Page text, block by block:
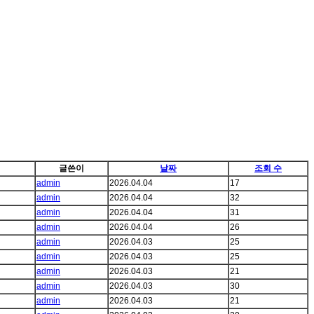
글쓴이 날짜
조회 수
admin
2026.04.04
17
admin
2026.04.04
32
admin
2026.04.04
31
admin
2026.04.04
26
admin
2026.04.03
25
admin
2026.04.03
25
admin
2026.04.03
21
admin
2026.04.03
30
admin
2026.04.03
21